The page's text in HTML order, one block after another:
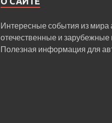
Интересные события из мира
отечественные и зарубежные
Полезная информация для